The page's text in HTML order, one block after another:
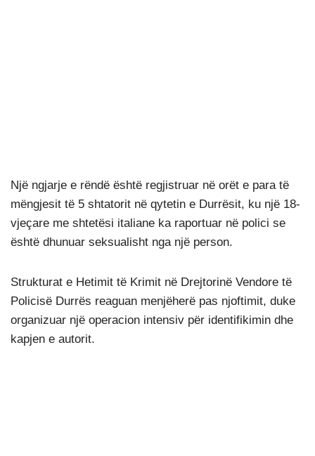
Një ngjarje e rëndë është regjistruar në orët e para të
mëngjesit të 5 shtatorit në qytetin e Durrësit, ku një 18-
vjeçare me shtetësi italiane ka raportuar në polici se
është dhunuar seksualisht nga një person.
Strukturat e Hetimit të Krimit në Drejtorinë Vendore të
Policisë Durrës reaguan menjëherë pas njoftimit, duke
organizuar një operacion intensiv për identifikimin dhe
kapjen e autorit.